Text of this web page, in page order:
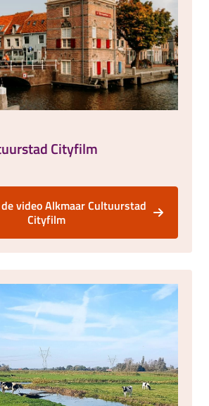
Cityfilm
video Alkmaar Cultuurstad
Cityfilm